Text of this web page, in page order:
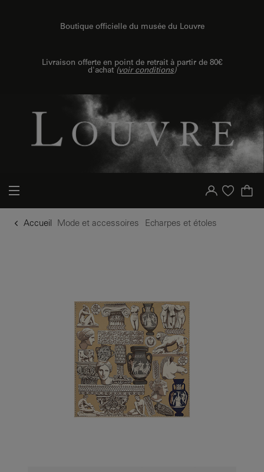
Boutique officielle du musée du Louvre
Livraison offerte en point de retrait à partir de 80€
d'achat (voir conditions)
Votre compte
Liste d'achat
Accueil Mode et accessoires Echarpes et étoles